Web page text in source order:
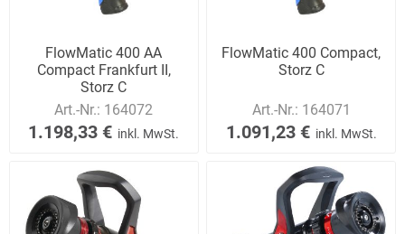
FlowMatic 400 AA
Compact Frankfurt II,
Storz C
Art.-Nr.: 164072
1.198,33 € inkl. MwSt.
FlowMatic 400 Compact,
Storz C
Art.-Nr.: 164071
1.091,23 € inkl. MwSt.